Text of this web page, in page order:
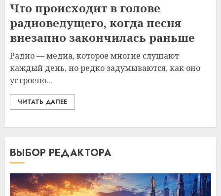
Что происходит в голове
радиоведущего, когда песня
внезапно закончилась раньше
Радио — медиа, которое многие слушают
каждый день, но редко задумываются, как оно
устроено...
ЧИТАТЬ ДАЛЕЕ
ВЫБОР РЕДАКТОРА